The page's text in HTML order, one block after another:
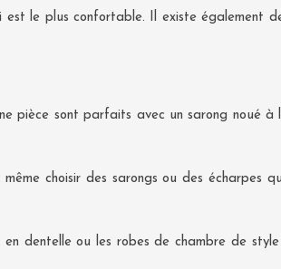
le plus confortable. Il existe également
pièce sont parfaits avec un sarong noué
choisir des sarongs ou des écharpes
dentelle ou les robes de chambre de